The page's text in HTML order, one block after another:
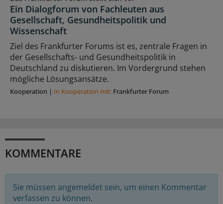
Ein Dialogforum von Fachleuten aus
Gesellschaft, Gesundheitspolitik und
Wissenschaft
Ziel des Frankfurter Forums ist es, zentrale Fragen in
der Gesellschafts- und Gesundheitspolitik in
Deutschland zu diskutieren. Im Vordergrund stehen
mögliche Lösungsansätze.
Kooperation | In Kooperation mit: Frankfurter Forum
KOMMENTARE
Sie müssen angemeldet sein, um einen Kommentar
verfassen zu können.